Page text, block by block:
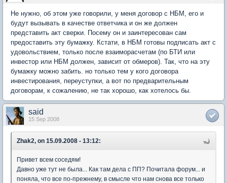
Не нужно, об этом уже говорили, у меня договор с НБМ, его и
будут вызывать в качестве ответчика и он же должен
представить акт сверки. Посему он и заинтересован сам
предоставить эту бумажку. Кстати, в НБМ готовы подписать акт с
удовольствием, только после взаиморасчетам (по БТИ или
инвестор или НБМ должен, зависит от обмеров). Так, что на эту
бумажку можно забить. но только тем у кого договора
инвестирования, переуступки, а вот по предварительным
договорам, к сожалению, не так хорошо, как хотелось бы.
said
15 Sep 2008
Zhak2, on 15.09.2008 - 13:12:
Привет всем соседям!
Давно уже тут не была... Как там дела с ПП? Почитала форум... и
поняла, что все по-прежнему, в смысле что нам снова все только